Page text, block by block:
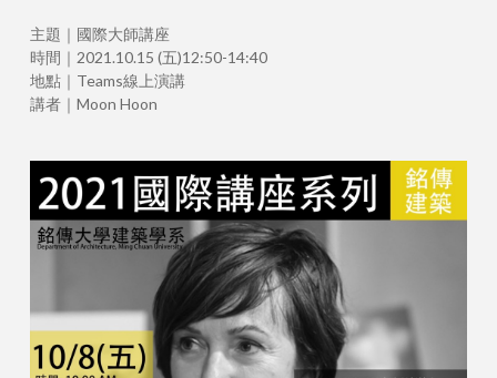
主題｜國際大師講座
時間｜2021.10.15 (五)12:50-14:40
地點｜Teams線上演講
講者｜Moon Hoon